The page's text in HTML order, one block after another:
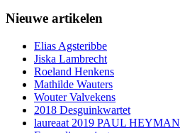
Nieuwe artikelen
Elias Agsteribbe
Jiska Lambrecht
Roeland Henkens
Mathilde Wauters
Wouter Valvekens
2018 Desguinkwartet
laureaat 2019 PAUL HEYMAN